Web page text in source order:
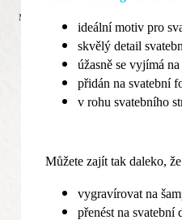
ideální motiv pro
skvělý detail
úžasně se vyjímá
přidán na svatební
v rohu svatebního
Můžete zajít tak daleko,
vygravírovat na
přenést na svatební